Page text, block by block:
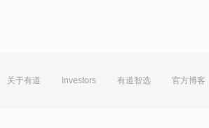
关于有道 Investors 有道智选 官方博客